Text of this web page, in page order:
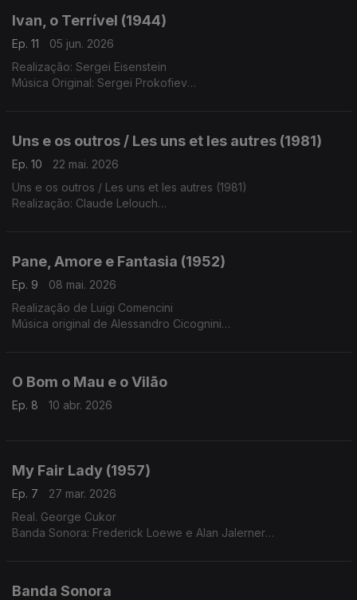
Ivan, o Terrível (1944)
Ep. 11
05 jun. 2026
Realização: Sergei Eisenstein
Música Original: Sergei Prokofiev
Uns e os outros / Les uns et les autres (1981)
Ep. 10
22 mai. 2026
Uns e os outros / Les uns et les autres (1981)
Realização: Claude Lelouch
Pane, Amore e Fantasia (1952)
Ep. 9
08 mai. 2026
Realização de Luigi Comencini
Música original de Alessandro Cicognini
O Bom o Mau e o Vilão
Ep. 8 10 abr. 2026
My Fair Lady (1957)
Ep. 7
27 mar. 2026
Real. George Cukor
Banda Sonora: Frederick Loewe e Alan Jalerner
Banda Sonora